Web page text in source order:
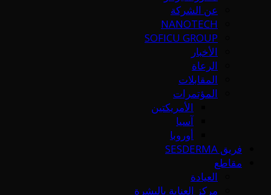
عن الشركة
NANOTECH
SOFICU GROUP
الأخبار
الرعاة
المقابلات
المؤتمرات
الأمريكتين
آسيا
أوروبا
فريق SESDERMA
مقاطع
العيادة
مركز العناية بالبشرة